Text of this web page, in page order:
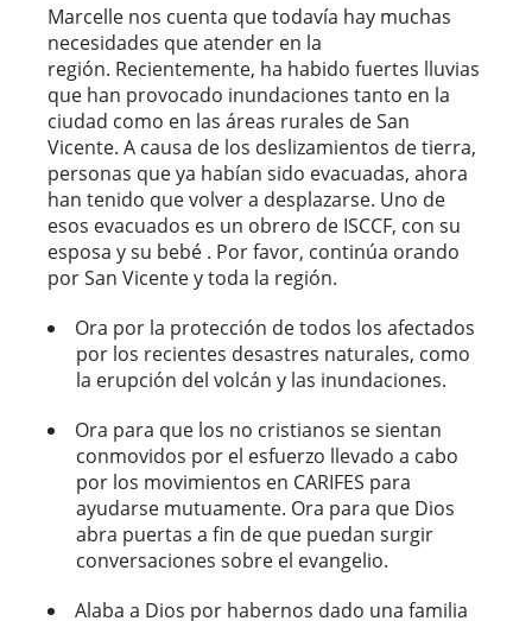
Marcelle nos cuenta que todavía hay muchas
necesidades que atender en la
región. Recientemente, ha habido fuertes lluvias
que han provocado inundaciones tanto en la
ciudad como en las áreas rurales de San
Vicente. A causa de los deslizamientos de tierra,
personas que ya habían sido evacuadas, ahora
han tenido que volver a desplazarse. Uno de
esos evacuados es un obrero de ISCCF, con su
esposa y su bebé . Por favor, continúa orando
por San Vicente y toda la región.
Ora por la protección de todos los afectados
por los recientes desastres naturales, como
la erupción del volcán y las inundaciones.
Ora para que los no cristianos se sientan
conmovidos por el esfuerzo llevado a cabo
por los movimientos en CARIFES para
ayudarse mutuamente. Ora para que Dios
abra puertas a fin de que puedan surgir
conversaciones sobre el evangelio.
Alaba a Dios por habernos dado una familia